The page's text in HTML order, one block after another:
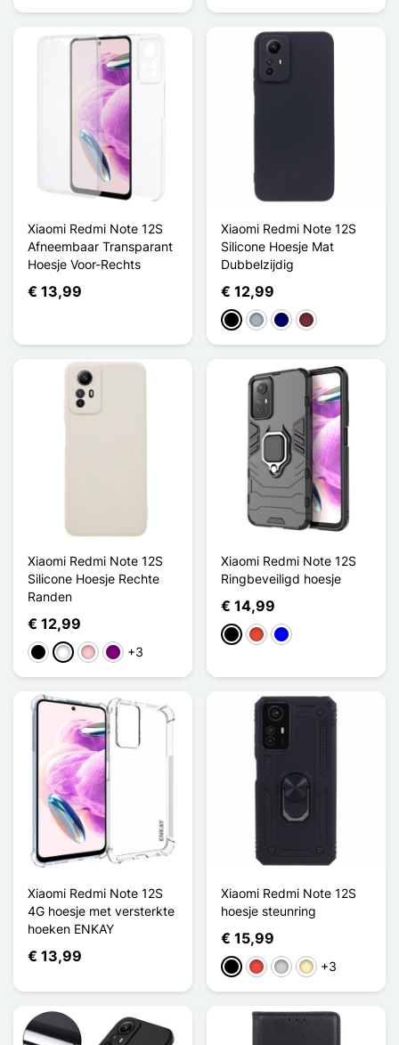
Xiaomi Redmi Note 12S
Afneembaar Transparant
Hoesje Voor-Rechts
€ 13,99
Xiaomi Redmi Note 12S
Silicone Hoesje Mat
Dubbelzijdig
€ 12,99
ZwartGrijsMarine Blauw
Rouge Vin
Xiaomi Redmi Note 12S
Silicone Hoesje Rechte
Randen
€ 12,99
ZwartWit RozePurper
+3
Xiaomi Redmi Note 12S
Ringbeveiligd hoesje
€ 14,99
ZwartRoodBlauw
Xiaomi Redmi Note 12S
4G hoesje met versterkte
hoeken ENKAY
€ 13,99
Xiaomi Redmi Note 12S
hoesje steunring
€ 15,99
ZwartRoodZilverGolden
+3